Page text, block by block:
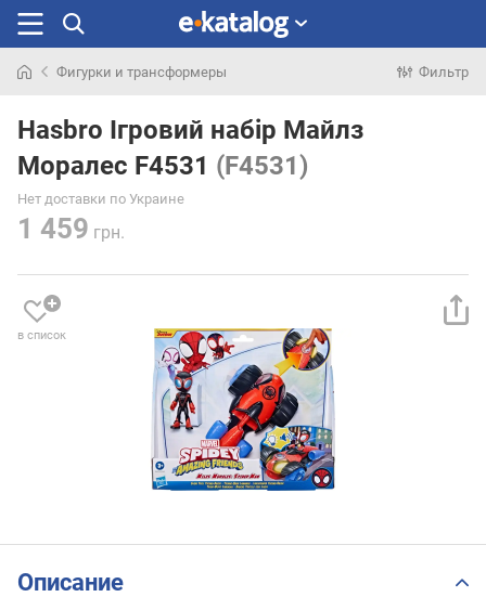
раньше
Фигурки и трансформеры Фильтр
Hasbro Ігровий набір Майлз
Моралес F4531 (F4531)
Нет доставки по Украине
1 459 грн.
в список
Описание